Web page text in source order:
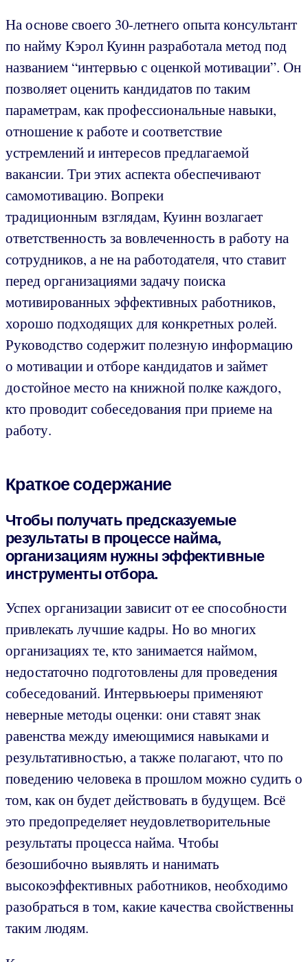
На основе своего 30-летнего опыта консультант
по найму Кэрол Куинн разработала метод под
названием “интервью с оценкой мотивации”. Он
позволяет оценить кандидатов по таким
параметрам, как профессиональные навыки,
отношение к работе и соответствие
устремлений и интересов предлагаемой
вакансии. Три этих аспекта обеспечивают
самомотивацию. Вопреки
традиционным взглядам, Куинн возлагает
ответственность за вовлеченность в работу на
сотрудников, а не на работодателя, что ставит
перед организациями задачу поиска
мотивированных эффективных работников,
хорошо подходящих для конкретных ролей.
Руководство содержит полезную информацию
о мотивации и отборе кандидатов и займет
достойное место на книжной полке каждого,
кто проводит собеседования при приеме на
работу.
Краткое содержание
Чтобы получать предсказуемые
результаты в процессе найма,
организациям нужны эффективные
инструменты отбора.
Успех организации зависит от ее способности
привлекать лучшие кадры. Но во многих
организациях те, кто занимается наймом,
недостаточно подготовлены для проведения
собеседований. Интервьюеры применяют
неверные методы оценки: они ставят знак
равенства между имеющимися навыками и
результативностью, а также полагают, что по
поведению человека в прошлом можно судить о
том, как он будет действовать в будущем. Всё
это предопределяет неудовлетворительные
результаты процесса найма. Чтобы
безошибочно выявлять и нанимать
высокоэффективных работников, необходимо
разобраться в том, какие качества свойственны
таким людям.